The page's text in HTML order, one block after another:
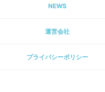
NEWS
運営会社
プライパシーポリシー